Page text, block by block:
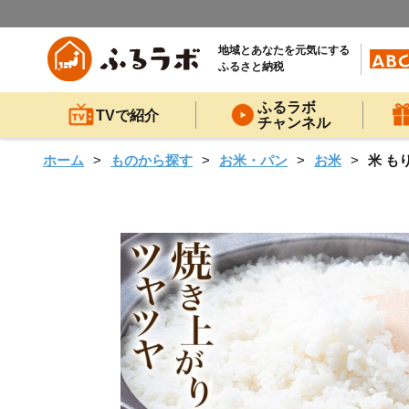
地域とあなたを元気にする
ふるさと納税
TVで紹介
ふるラボ
チャンネル
ホーム ものから探す お米・パン お米 米 も